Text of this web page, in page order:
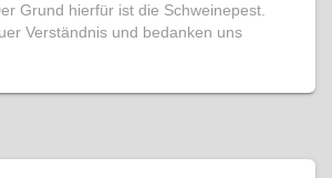
Grund hierfür ist die Schweinepest.
Verständnis und bedanken uns